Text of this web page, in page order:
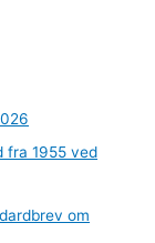
fra 1955 ved
om